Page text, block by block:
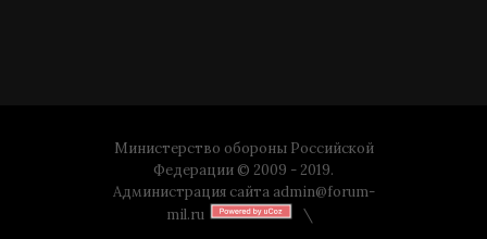
Министерство обороны Российской
Федерации © 2009 - 2019.
Администрация сайта admin@forum-
mil.ru